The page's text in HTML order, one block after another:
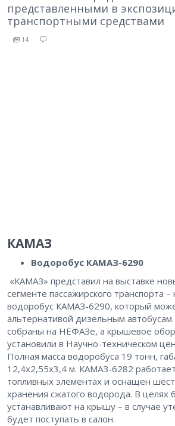
представленными в
транспортными средствами
14
КАМАЗ
Водоробус КАМАЗ-6290
«КАМАЗ» представил на выставке
сегменте пассажирского транспорта
водоробус КАМАЗ-6290, который
альтернативой дизельным
собраны на НЕФАЗе, а крышевое
установили в Научно-техническом
Полная масса водоробуса 19 тонн,
12,4х2,55х3,4 м. КАМАЗ-6282
топливных элементах и оснащен
хранения сжатого водорода. В целях
устанавливают на крышу – в случае
будет поступать в салон.